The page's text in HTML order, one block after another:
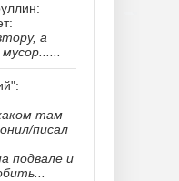
а
там
писал
подвале и